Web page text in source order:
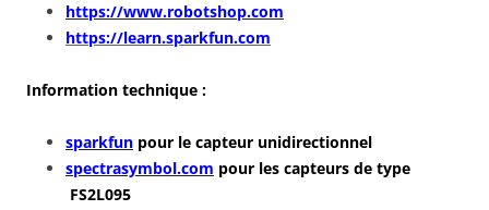
https://www.robotshop.com
https://learn.sparkfun.com
Information technique :
sparkfun pour le capteur unidirectionnel
spectrasymbol.com pour les capteurs de type
FS2L095